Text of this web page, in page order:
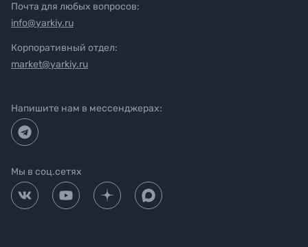
Почта для любых вопросов:
info@yarkiy.ru
Корпоративный отдел:
market@yarkiy.ru
Напишите нам в мессенджерах:
Мы в соц.сетях